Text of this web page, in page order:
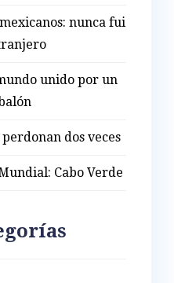
nunca fui
unido por un
dos veces
Cabo Verde